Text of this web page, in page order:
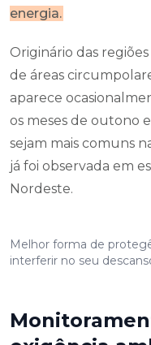
energia.
Originário das
de áreas
aparece
os meses de outono
sejam mais comuns
já foi observada em
Nordeste.
Melhor forma de
interferir no seu